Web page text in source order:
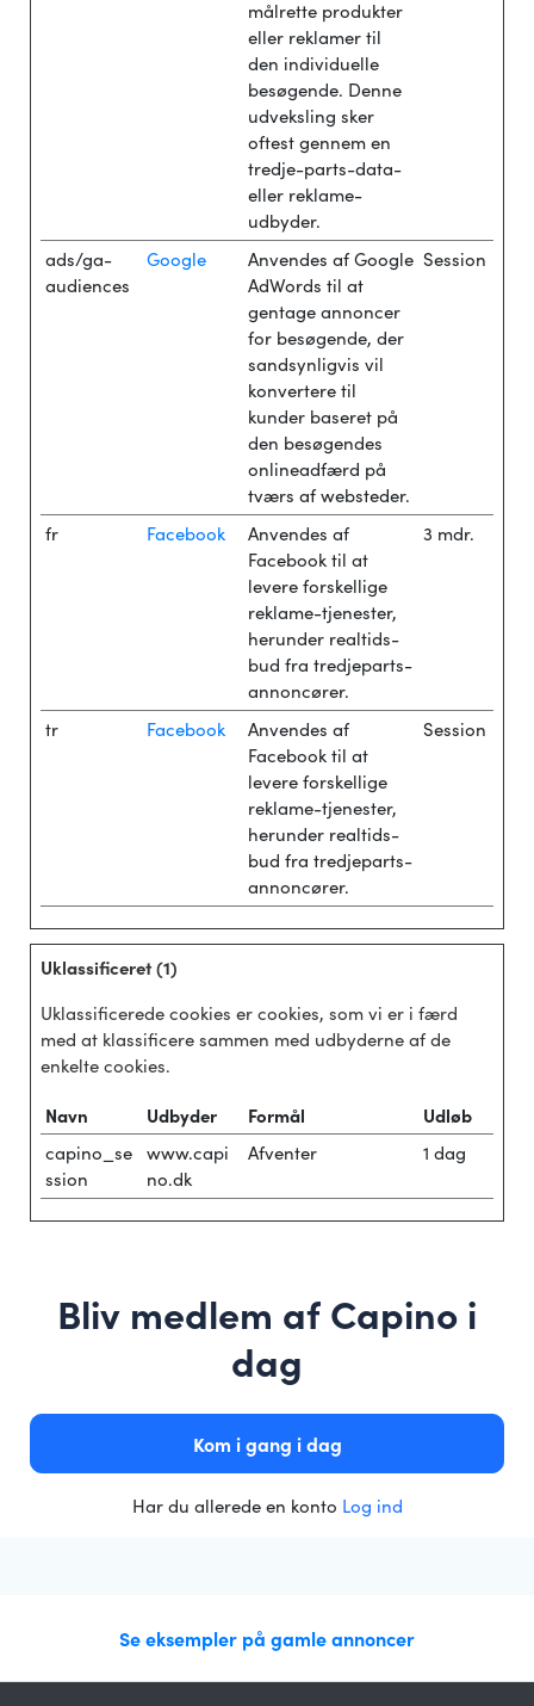
målrette produkter
eller reklamer til
den individuelle
besøgende. Denne
udveksling sker
oftest gennem en
tredje-parts-data-
eller reklame-
udbyder.
ads/ga-
audiences
Google
Anvendes af Google
AdWords til at
gentage annoncer
for besøgende, der
sandsynligvis vil
konvertere til
kunder baseret på
den besøgendes
onlineadfærd på
tværs af websteder.
Session
fr Facebook
Anvendes af
Facebook til at
levere forskellige
reklame-tjenester,
herunder realtids-
bud fra tredjeparts-
annoncører.
3 mdr.
tr Facebook
Anvendes af
Facebook til at
levere forskellige
reklame-tjenester,
herunder realtids-
bud fra tredjeparts-
annoncører.
Session
Uklassificeret (1)
Uklassificerede cookies er cookies, som vi er i færd
med at klassificere sammen med udbyderne af de
enkelte cookies.
Navn
Udbyder Formål
Udløb
capino_se
ssion
www.capi
no.dk
Afventer 1 dag
Bliv medlem af Capino i
dag
Kom i gang i dag
Har du allerede en konto Log ind
Se eksempler på gamle annoncer